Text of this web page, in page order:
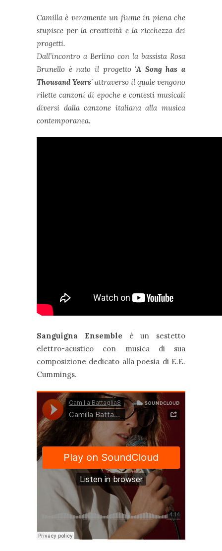
Camilla è veramente un fiume in piena che
stupisce per la creatività e la ricchezza dei
progetti.
Dall’incontro a Berlino con la bassista Rosa
Brunello è nato il progetto ‘A Song has a
Thousand Years’ attraverso il quale vengono
rilette canzoni di epoche e contesti musicali
diversi dalla canzone italiana alla musica
contemporanea.
Sanguigna Ensembleè un sestetto
elettro-acustico con musica di sua
composizione dedicato alla poesia di E.E.
Cummings.